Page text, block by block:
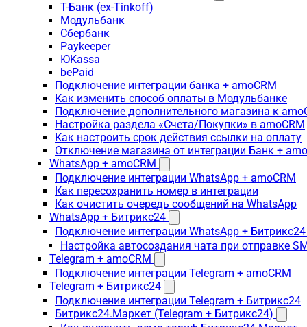
Т-Банк (ex-Tinkoff)
Модульбанк
Сбербанк
Paykeeper
ЮKassa
bePaid
Подключение интеграции банка + amoCRM
Как изменить способ оплаты в Модульбанке
Подключение дополнительного магазина к
Настройка раздела «Счета/Покупки» в amoCRM
Как настроить срок действия ссылки на оплату
Отключение магазина от интеграции Банк +
WhatsApp + amoCRM
Подключение интеграции WhatsApp + amoCRM
Как пересохранить номер в интеграции
Как очистить очередь сообщений на WhatsApp
WhatsApp + Битрикс24
Подключение интеграции WhatsApp + Битрикс24
Настройка автосоздания чата при отправке
Telegram + amoCRM
Подключение интеграции Telegram + amoCRM
Telegram + Битрикс24
Подключение интеграции Telegram + Битрикс24
Битрикс24.Маркет (Telegram + Битрикс24)